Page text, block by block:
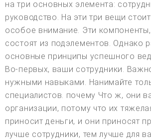
на три основных элемента:
руководство. На эти три вещи
особое внимание. Эти
состоят из подэлементов. Однако
основные принципы успешного
Во-первых, ваши сотрудники.
нужными навыками. Нанимайте
специалистов. почему Что ж, они
организации, потому что их
приносит деньги, и они приносят
лучше сотрудники, тем лучше для